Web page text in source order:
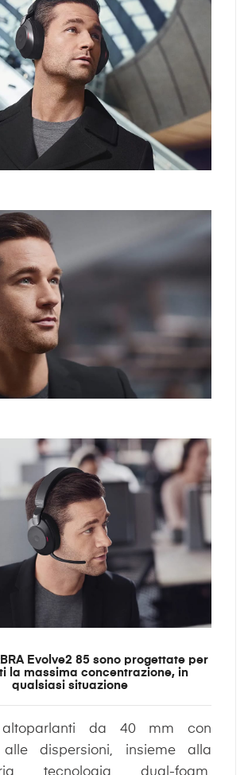
Evolve2 85 sono progettate per
la massima concentrazione, in
qualsiasi situazione
altoparlanti da 40 mm con
alle dispersioni, insieme alla
tecnologia dual-foam,